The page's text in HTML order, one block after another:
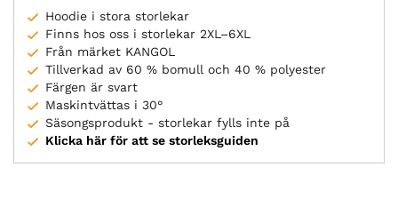
Hoodie i stora storlekar
Finns hos oss i storlekar 2XL–6XL
Från märket KANGOL
Tillverkad av 60 % bomull och 40 % polyester
Färgen är svart
Maskintvättas i 30°
Säsongsprodukt - storlekar fylls inte på
Klicka här för att se storleksguiden